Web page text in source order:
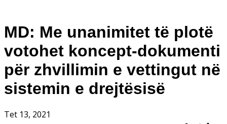
MD: Me unanimitet të plotë
votohet koncept-dokumenti
për zhvillimin e vettingut në
sistemin e drejtësisë
Tet 13, 2021